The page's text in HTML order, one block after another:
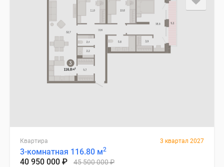
Квартира 3 квартал 2027
3-комнатная 116.80 м2
40 950 000 ₽ 45 500 000₽